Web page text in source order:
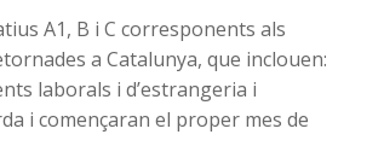
A1, B i C corresponents als
a Catalunya, que inclouen:
laborals i d’estrangeria i
i començaran el proper mes de